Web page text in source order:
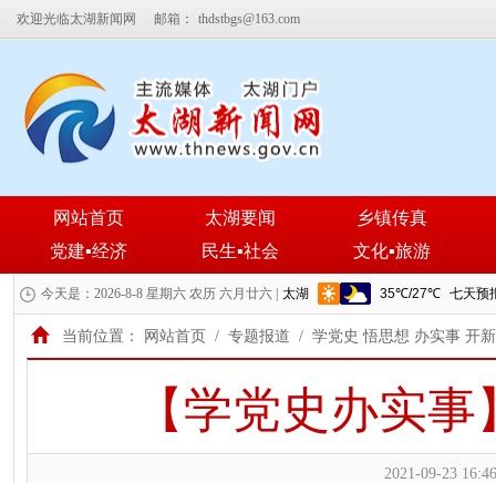
欢迎光临太湖新闻网 邮箱： thdstbgs@163.com
网站首页 太湖要闻
乡镇传真
党建▪经济
民生▪社会 文化▪旅游
今天是：2026-8-8 星期六 农历 六月廿六 |
当前位置： 网站首页 / 专题报道 / 学党史 悟思想 办实事 开
【学党史办实
2021-09-23